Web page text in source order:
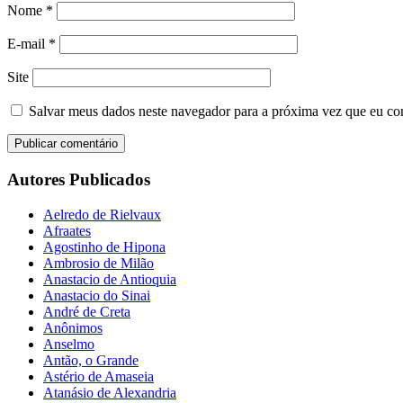
Nome *
E-mail *
Site
Salvar meus dados neste navegador para a próxima vez que eu
Autores Publicados
Aelredo de Rielvaux
Afraates
Agostinho de Hipona
Ambrosio de Milão
Anastacio de Antioquia
Anastacio do Sinai
André de Creta
Anônimos
Anselmo
Antão, o Grande
Astério de Amaseia
Atanásio de Alexandria